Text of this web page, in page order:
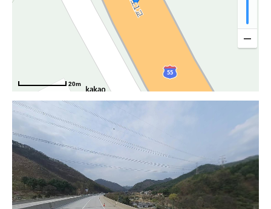
20m
로